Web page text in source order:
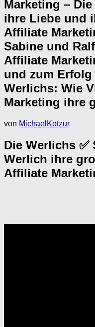
Marketing –
ihre Liebe und
Affiliate
Sabine und
Affiliate
und zum
Werlichs: Wie
Marketing ihre
von MichaelKotzur
Die Werlichs
Werlich ihre
Affiliate